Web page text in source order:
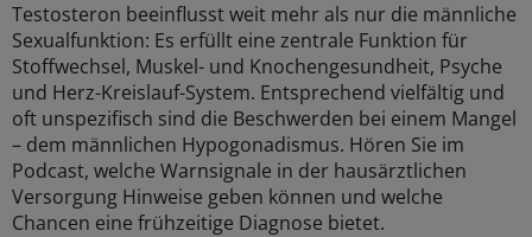
Testosteron beeinflusst weit mehr als nur die männliche
Sexualfunktion: Es erfüllt eine zentrale Funktion für
Stoffwechsel, Muskel- und Knochengesundheit, Psyche
und Herz-Kreislauf-System. Entsprechend vielfältig und
oft unspezifisch sind die Beschwerden bei einem Mangel
– dem männlichen Hypogonadismus. Hören Sie im
Podcast, welche Warnsignale in der hausärztlichen
Versorgung Hinweise geben können und welche
Chancen eine frühzeitige Diagnose bietet.